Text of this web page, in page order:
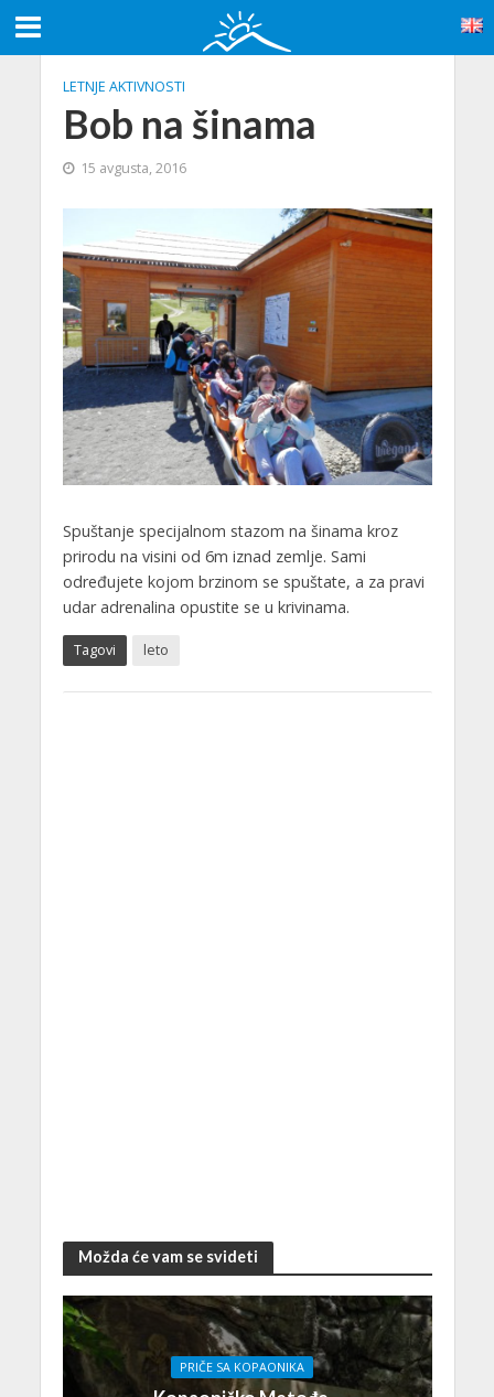
LETNJE AKTIVNOSTI
Bob na šinama
15 avgusta, 2016
Spuštanje specijalnom stazom na šinama kroz
prirodu na visini od 6m iznad zemlje. Sami
određujete kojom brzinom se spuštate, a za pravi
udar adrenalina opustite se u krivinama.
Tagovi leto
Možda će vam se svideti
PRIČE SA KOPAONIKA